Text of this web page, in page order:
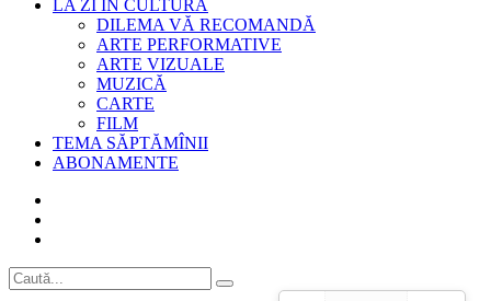
LA ZI ÎN CULTURĂ
DILEMA VĂ RECOMANDĂ
ARTE PERFORMATIVE
ARTE VIZUALE
MUZICĂ
CARTE
FILM
TEMA SĂPTĂMÎNII
ABONAMENTE